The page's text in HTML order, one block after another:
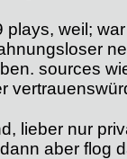
plays, weil;
sources
lieber nur
aber flog